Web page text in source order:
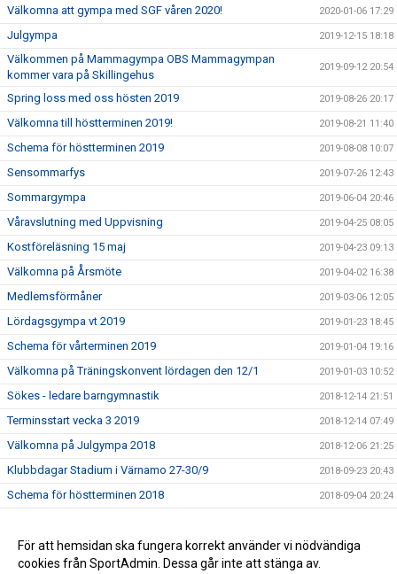
Välkomna att gympa med SGF våren 2020! 2020-01-06 17:29
Julgympa 2019-12-15 18:18
Välkommen på Mammagympa OBS Mammagympan
kommer vara på Skillingehus
2019-09-12 20:54
Spring loss med oss hösten 2019 2019-08-26 20:17
Välkomna till höstterminen 2019! 2019-08-21 11:40
Schema för höstterminen 2019 2019-08-08 10:07
Sensommarfys 2019-07-26 12:43
Sommargympa 2019-06-04 20:46
Våravslutning med Uppvisning 2019-04-25 08:05
Kostföreläsning 15 maj 2019-04-23 09:13
Välkomna på Årsmöte 2019-04-02 16:38
Medlemsförmåner 2019-03-06 12:05
Lördagsgympa vt 2019 2019-01-23 18:45
Schema för vårterminen 2019 2019-01-04 19:16
Välkomna på Träningskonvent lördagen den 12/1 2019-01-03 10:52
Sökes - ledare barngymnastik 2018-12-14 21:51
Terminsstart vecka 3 2019 2018-12-14 07:49
Välkomna på Julgympa 2018 2018-12-06 21:25
Klubbdagar Stadium i Värnamo 27-30/9 2018-09-23 20:43
Schema för höstterminen 2018 2018-09-04 20:24
Sommargympa 2018 2018-07-09 10:22
Uppvisning/Avslutning 6 maj 2018-07-09 10:21
För att hemsidan ska fungera korrekt använder vi nödvändiga
cookies från SportAdmin. Dessa går inte att stänga av.